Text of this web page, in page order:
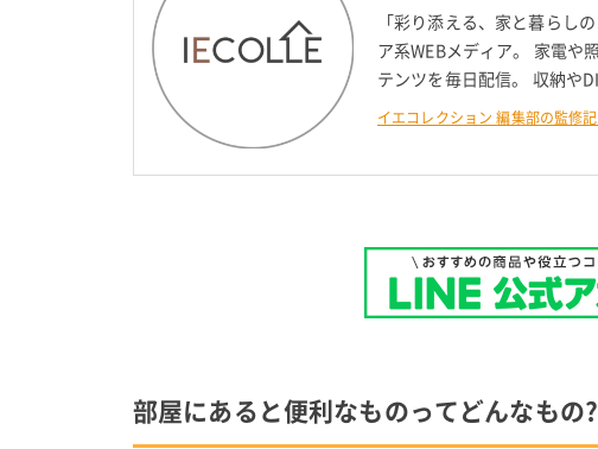
「彩り添える、家と暮らし
ア系WEBメディア。 家電や
テンツを毎日配信。 収納や
イエコレクション 編集部の監修
部屋にあると便利なものってどんなもの?